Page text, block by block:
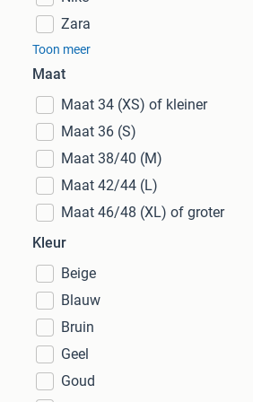
Zara
Toon meer
Maat
Maat 34 (XS) of kleiner
Maat 36 (S)
Maat 38/40 (M)
Maat 42/44 (L)
Maat 46/48 (XL) of groter
Kleur
Beige
Blauw
Bruin
Geel
Goud